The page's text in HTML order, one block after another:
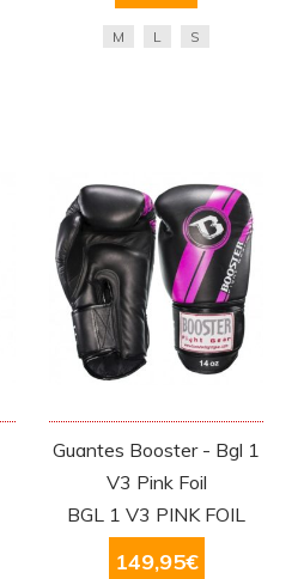
M L S
Guantes Booster - Bgl 1
V3 Pink Foil
BGL 1 V3 PINK FOIL
149,95€